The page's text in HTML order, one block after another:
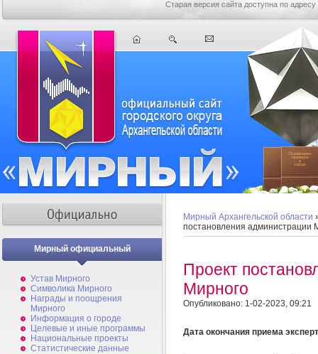
Старая версия сайта доступна по адресу
Мирный официальный
Устав Мирного
Символика Мирного
Награды и поощрения
Мирного
Информация о городе
Целевые и иные программы
Национальные проекты
Статистические данные
Мирный Архангельской области
постановления администрации
Проект
Мирного
Опубликовано: 1-02-2023, 09:21
Дата окончания приема